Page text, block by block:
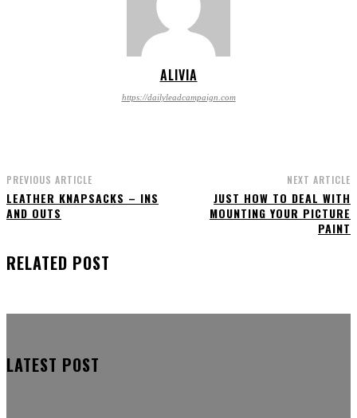
ALIVIA
https://dailyleadcampaign.com
PREVIOUS ARTICLE
LEATHER KNAPSACKS – INS
AND OUTS
NEXT ARTICLE
JUST HOW TO DEAL WITH
MOUNTING YOUR PICTURE
PAINT
RELATED POST
LATEST POST